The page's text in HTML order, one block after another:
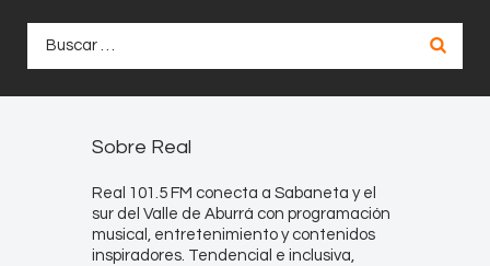
Sobre Real
Real 101.5 FM conecta a Sabaneta y el
sur del Valle de Aburrá con programación
musical, entretenimiento y contenidos
inspiradores. Tendencial e inclusiva,